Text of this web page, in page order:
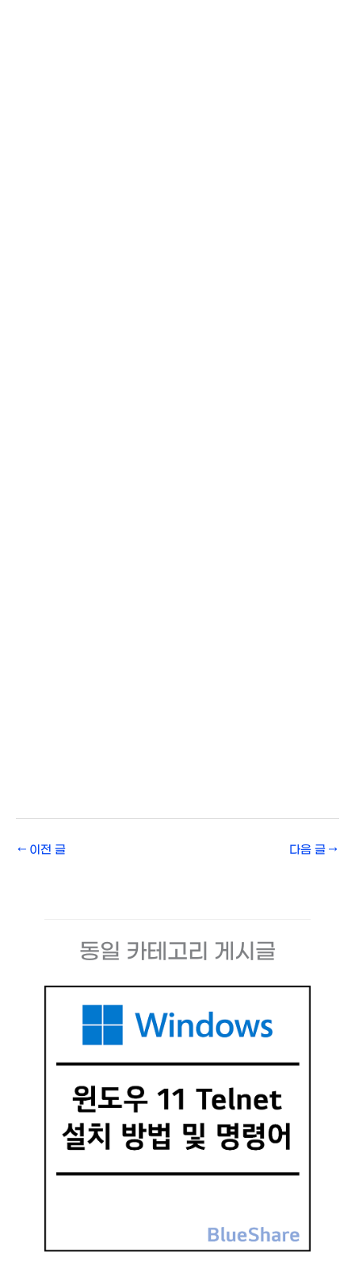
← 이전 글 다음 글 →
동일 카테고리 게시글